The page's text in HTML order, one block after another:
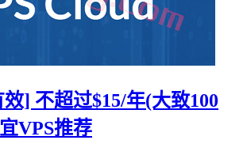
] 不超过$15/年(大致100
VPS推荐